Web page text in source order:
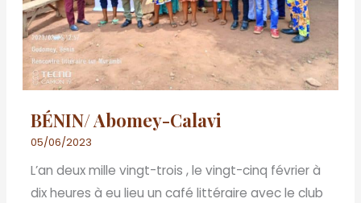
BÉNIN/ Abomey-Calavi
05/06/2023
L’an deux mille vingt-trois , le vingt-cinq février à
dix heures à eu lieu un café littéraire avec le club